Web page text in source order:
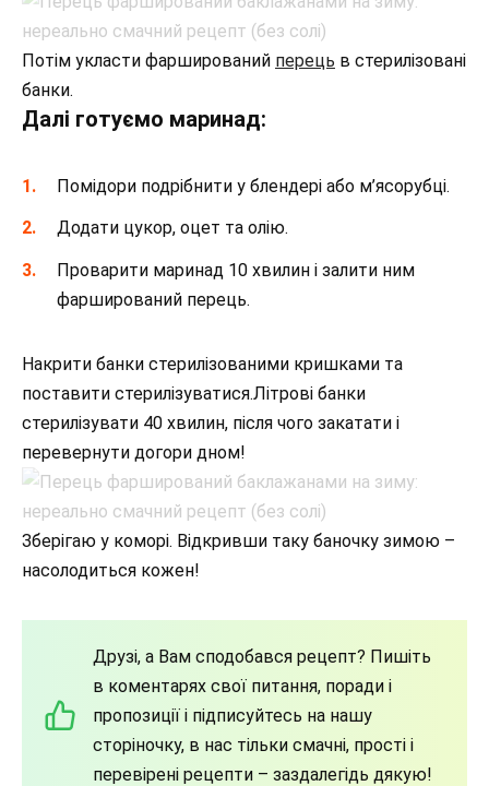
Потім укласти фарширований перець в стерилізовані
банки.
Далі готуємо маринад:
Помідори подрібнити у блендері або м’ясорубці.
Додати цукор, оцет та олію.
Проварити маринад 10 хвилин і залити ним
фарширований перець.
Накрити банки стерилізованими кришками та
поставити стерилізуватися.Літрові банки
стерилізувати 40 хвилин, після чого закатати і
перевернути догори дном!
Зберігаю у коморі. Відкривши таку баночку зимою –
насолодиться кожен!
Друзі, а Вам сподобався рецепт? Пишіть
в коментарях свої питання, поради і
пропозиції і підписуйтесь на нашу
сторіночку, в нас тільки смачні, прості і
перевірені рецепти – заздалегідь дякую!